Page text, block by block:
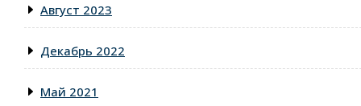
Август 2023
Декабрь 2022
Май 2021